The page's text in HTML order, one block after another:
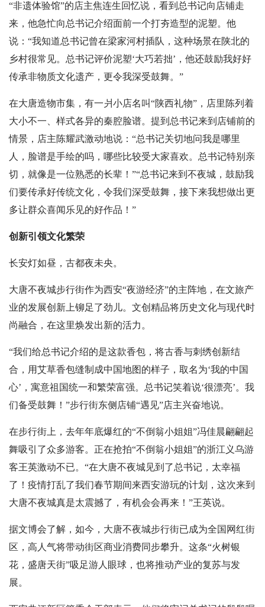
“非遗体验馆”的店主焦连生回忆说，看到总书记向店铺走
来，他急忙向总书记介绍面前一个打夯造型的泥塑。他
说：“我知道总书记曾在梁家河村插队，这种场景在陕北的
乡村很常见。总书记评价泥塑‘大巧若拙’，他还鼓励我好好
传承非物质文化遗产，更令我深受鼓舞。”
在大唐造物市集，有一爿小店名叫“陕西礼物”，店里陈列着
大小不一、样式各异的秦腔脸谱。提到总书记来到店铺前的
情景，店主陈耀武激动地说：“总书记关切地问我是哪里
人，脸谱是手绘的吗，哪些比较受大家喜欢。总书记特别亲
切，就像是一位熟悉的长辈！”“总书记来到不夜城，鼓励我
们要传承好传统文化，令我们深受鼓舞，接下来我想做出更
多让群众喜闻乐见的好作品！”
创新引领文化繁荣
长安灯如昼，古都夜未央。
大唐不夜城步行街作为西安“夜游经济”的主阵地，在文旅产
业的发展创新上铆足了劲儿。文创精品将历史文化与现代时
尚融合，在这里焕发出新的活力。
“我们给总书记介绍的是这款香包，将古香与刺绣创新结
合，用艾草香包缝制成中国地图的样子，取名为‘我的中国
心’，寓意祖国统一和繁荣富强。总书记笑着说‘很漂亮’。我
们备受鼓舞！”步行街东侧店铺“遇见”店主兴奋地说。
在步行街上，去年年底爆红的“不倒翁小姐姐”冯佳晨翩翩起
舞吸引了众多游客。正在抢拍“不倒翁小姐姐”的浙江义乌游
客王英激动不已。“在大唐不夜城见到了总书记，太幸福
了！疫情打乱了我们春节期间来西安游玩的计划，这次来到
大唐不夜城真是太震撼了，有机会会再来！”王英说。
据文博会了解， 如今，大唐不夜城步行街已成为全国网红街
区，高人气将带动街区商业消费同步攀升。这条“火树银
花，盛唐天街”吸足游人眼球，也将推动产业的复苏与发
展。